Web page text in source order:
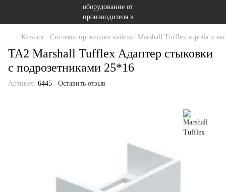
Каталог Системы прокладки кабеля Marshall Tufflex короба и
TA2 Marshall Tufflex Адаптер стыковки
с подрозетниками 25*16
Артикул: 6445 Оставить отзыв